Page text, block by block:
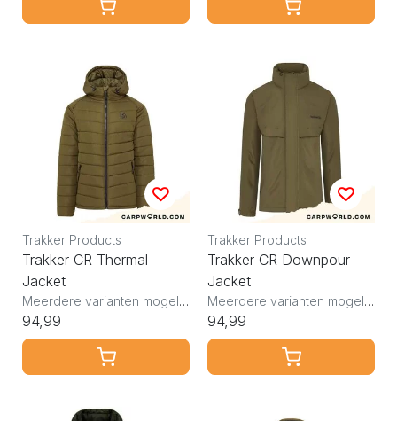
Trakker Products
Trakker CR Thermal
Jacket
Meerdere varianten mogelijk
94,99
Trakker Products
Trakker CR Downpour
Jacket
Meerdere varianten mogelijk
94,99